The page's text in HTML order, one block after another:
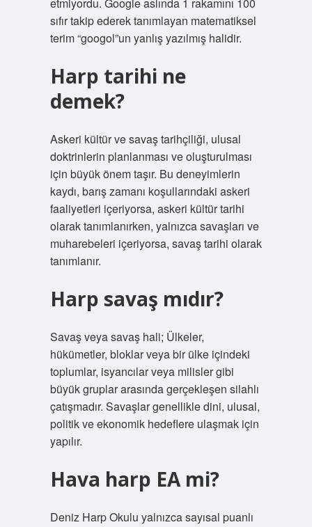
sıfır takip ederek tanımlayan matematiksel
terim “googol”un yanlış yazılmış halidir.
Harp tarihi ne
demek?
Askeri kültür ve savaş tarihçiliği, ulusal
doktrinlerin planlanması ve oluşturulması
için büyük önem taşır. Bu deneyimlerin
kaydı, barış zamanı koşullarındaki askeri
faaliyetleri içeriyorsa, askeri kültür tarihi
olarak tanımlanırken, yalnızca savaşları ve
muharebeleri içeriyorsa, savaş tarihi olarak
tanımlanır.
Harp savaş mıdır?
Savaş veya savaş hali; Ülkeler,
hükümetler, bloklar veya bir ülke içindeki
toplumlar, isyancılar veya milisler gibi
büyük gruplar arasında gerçekleşen silahlı
çatışmadır. Savaşlar genellikle dini, ulusal,
politik ve ekonomik hedeflere ulaşmak için
yapılır.
Hava harp EA mi?
Deniz Harp Okulu yalnızca sayısal puanlı